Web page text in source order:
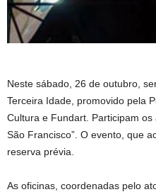
Neste sábado, 26 de outubro,
Terceira Idade, promovido pela
Cultura e Fundart. Participam os
São Francisco”. O evento, que
reserva prévia.
As oficinas, coordenadas pelo